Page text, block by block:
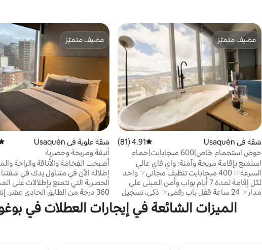
مضيف متميّز
مضيف متميّز
شقة في Usaquén متوسط التقييم 4.91 من 5، 81 مراجعات
4.91 (81)
حوض استحمام خاص|600 ميجابايت|حمام
سباحة مكيف|شيكو نورتي
استمتع بإقامة مريحة وآمنة: واي فاي عالي
السرعة☞ 400 ميجابايت تنظيف مجاني☞ واحد
لكل إقامة لمدة 7 أيام بواب وأمن المبنى على
مدار☞ 24 ساعة قفل باب رقمي☞ ذكي، تسجيل
وصول ذاتي على ☞ بعد 10 دقائق سيرًا على
الأقدام من بارك 93 موقف سيارات ☞ مجاني في
الموقع ☞ الطابق الثالث عشر ☞ يجب على كل
مضيف متميّز
مضيف متميّز
شقة علوية في Usaquén
أنيقة ومريحة وحصرية
أصبحت الفخامة والأناقة والراحة
إطلالة الآن في متناول يدك في شقتنا
الحصرية التي تتمتع بإطلالات على
360 درجة من الطابق الحادي عشر.
بالكامل ومثالي للاسترخاء أثناء عملك،
في مبنى حديث به حمام سباحة
وصالة ألعاب رياضية ومساحة عمل
الميزات الشائعة في إيجارات العطلات في